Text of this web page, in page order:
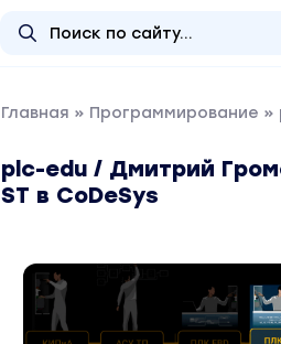
Главная » Программирование »
plc-edu / Дмитрий
ST в CoDeSys